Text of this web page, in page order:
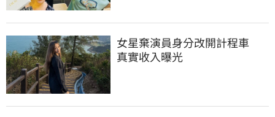
女星棄演員身分改開計程車
真實收入曝光